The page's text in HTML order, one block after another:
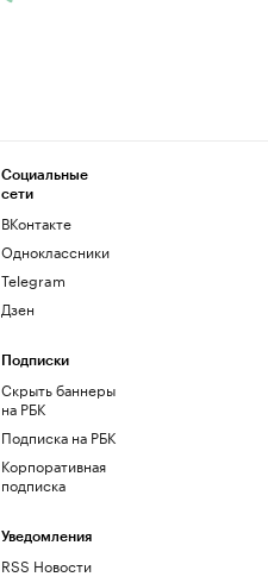
Социальные
сети
ВКонтакте
Одноклассники
Telegram
Дзен
Подписки
Скрыть баннеры
на РБК
Подписка на РБК
Корпоративная
подписка
Уведомления
RSS Новости